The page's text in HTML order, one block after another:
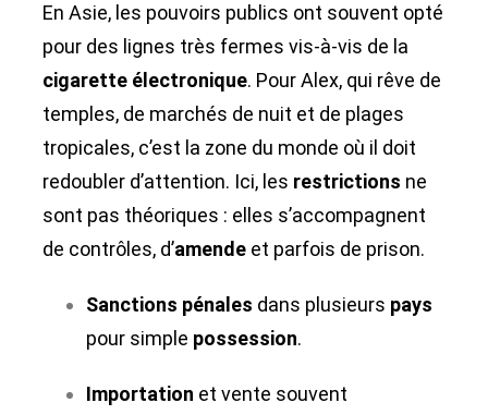
En Asie, les pouvoirs publics ont souvent opté
pour des lignes très fermes vis-à-vis de la
cigarette électronique. Pour Alex, qui rêve de
temples, de marchés de nuit et de plages
tropicales, c’est la zone du monde où il doit
redoubler d’attention. Ici, les restrictions ne
sont pas théoriques : elles s’accompagnent
de contrôles, d’amende et parfois de prison.
Sanctions pénales dans plusieurs pays
pour simple possession.
Importation et vente souvent